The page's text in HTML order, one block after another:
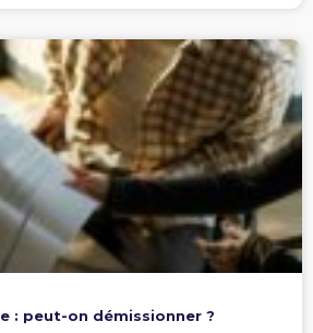
: peut-on démissionner ?